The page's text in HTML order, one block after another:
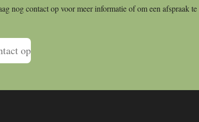
nog contact op voor meer informatie of om een afspraak te
op